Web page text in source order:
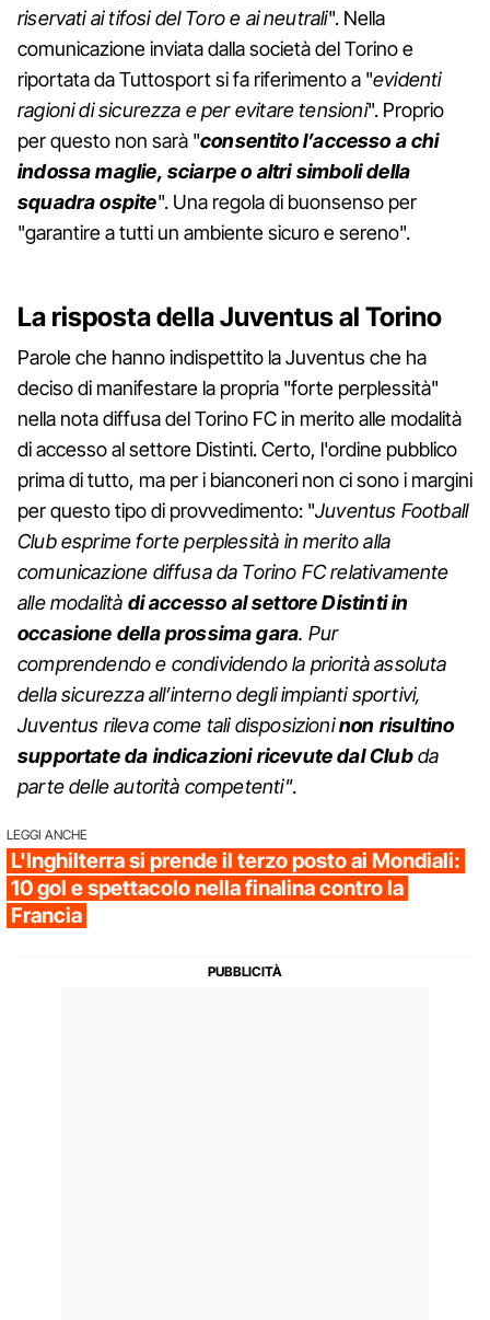
riservati ai tifosi del Toro e ai neutrali". Nella
comunicazione inviata dalla società del Torino e
riportata da Tuttosport si fa riferimento a "evidenti
ragioni di sicurezza e per evitare tensioni". Proprio
per questo non sarà "consentito l’accesso a chi
indossa maglie, sciarpe o altri simboli della
squadra ospite". Una regola di buonsenso per
"garantire a tutti un ambiente sicuro e sereno".
La risposta della Juventus al Torino
Parole che hanno indispettito la Juventus che ha
deciso di manifestare la propria "forte perplessità"
nella nota diffusa del Torino FC in merito alle modalità
di accesso al settore Distinti. Certo, l'ordine pubblico
prima di tutto, ma per i bianconeri non ci sono i margini
per questo tipo di provvedimento: "Juventus Football
Club esprime forte perplessità in merito alla
comunicazione diffusa da Torino FC relativamente
alle modalità di accesso al settore Distinti in
occasione della prossima gara. Pur
comprendendo e condividendo la priorità assoluta
della sicurezza all’interno degli impianti sportivi,
Juventus rileva come tali disposizioninon risultino
supportate da indicazioni ricevute dal Clubda
parte delle autorità competenti".
LEGGI ANCHE
L'Inghilterra si prende il terzo posto ai Mondiali:
10 gol e spettacolo nella finalina contro la
Francia